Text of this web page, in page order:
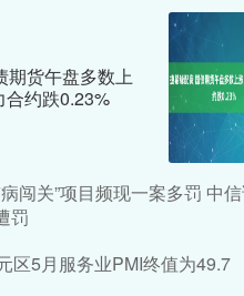
期货午盘多数上
约跌0.23%
闯关”项目频现一案多罚 中
罚
区5月服务业PMI终值为49.7